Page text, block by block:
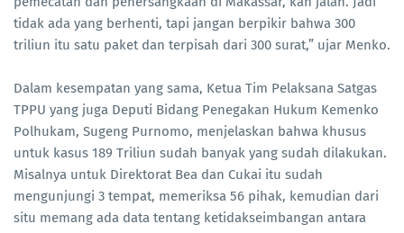
tidak ada yang berhenti, tapi jangan berpikir bahwa 300
triliun itu satu paket dan terpisah dari 300 surat,” ujar Menko.
Dalam kesempatan yang sama, Ketua Tim Pelaksana Satgas
TPPU yang juga Deputi Bidang Penegakan Hukum Kemenko
Polhukam, Sugeng Purnomo, menjelaskan bahwa khusus
untuk kasus 189 Triliun sudah banyak yang sudah dilakukan.
Misalnya untuk Direktorat Bea dan Cukai itu sudah
mengunjungi 3 tempat, memeriksa 56 pihak, kemudian dari
situ memang ada data tentang ketidakseimbangan antara